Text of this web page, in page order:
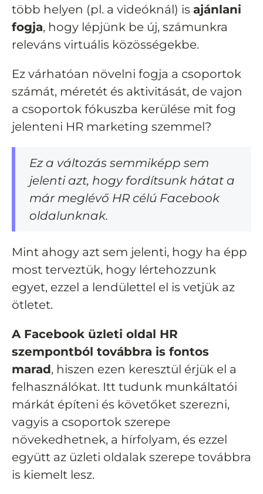
több helyen (pl. a videóknál) is ajánlani
fogja, hogy lépjünk be új, számunkra
releváns virtuális közösségekbe.
Ez várhatóan növelni fogja a csoportok
számát, méretét és aktivitását, de vajon
a csoportok fókuszba kerülése mit fog
jelenteni HR marketing szemmel?
Ez a változás semmiképp sem
jelenti azt, hogy fordítsunk hátat a
már meglévő HR célú Facebook
oldalunknak.
Mint ahogy azt sem jelenti, hogy ha épp
most terveztük, hogy lértehozzunk
egyet, ezzel a lendülettel el is vetjük az
ötletet.
A Facebook üzleti oldal HR
szempontból továbbra is fontos
marad, hiszen ezen keresztül érjük el a
felhasználókat. Itt tudunk munkáltatói
márkát építeni és követőket szerezni,
vagyis a csoportok szerepe
növekedhetnek, a hírfolyam, és ezzel
együtt az üzleti oldalak szerepe továbbra
is kiemelt lesz.